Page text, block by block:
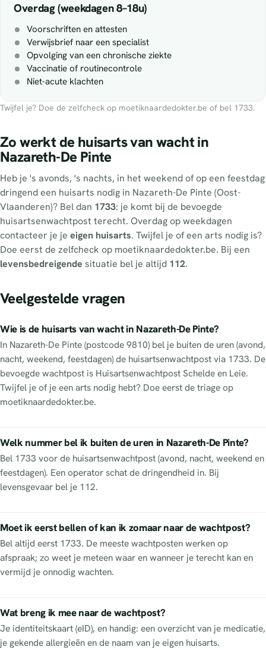
Overdag (weekdagen 8–18u)
Voorschriften en attesten
Verwijsbrief naar een specialist
Opvolging van een chronische ziekte
Vaccinatie of routinecontrole
Niet-acute klachten
Twijfel je? Doe de zelfcheck op moetiknaardedokter.be of bel 1733.
Zo werkt de huisarts van wacht in
Nazareth-De Pinte
Heb je 's avonds, 's nachts, in het weekend of op een feestdag
dringend een huisarts nodig in Nazareth-De Pinte (Oost-
Vlaanderen)? Bel dan 1733: je komt bij de bevoegde
huisartsenwachtpost terecht. Overdag op weekdagen
contacteer je je eigen huisarts. Twijfel je of een arts nodig is?
Doe eerst de zelfcheck op moetiknaardedokter.be. Bij een
levensbedreigende situatie bel je altijd 112.
Veelgestelde vragen
Wie is de huisarts van wacht in Nazareth-De Pinte?
In Nazareth-De Pinte (postcode 9810) bel je buiten de uren (avond,
nacht, weekend, feestdagen) de huisartsenwachtpost via 1733. De
bevoegde wachtpost is Huisartsenwachtpost Schelde en Leie.
Twijfel je of je een arts nodig hebt? Doe eerst de triage op
moetiknaardedokter.be.
Welk nummer bel ik buiten de uren in Nazareth-De Pinte?
Bel 1733 voor de huisartsenwachtpost (avond, nacht, weekend en
feestdagen). Een operator schat de dringendheid in. Bij
levensgevaar bel je 112.
Moet ik eerst bellen of kan ik zomaar naar de wachtpost?
Bel altijd eerst 1733. De meeste wachtposten werken op
afspraak; zo weet je meteen waar en wanneer je terecht kan en
vermijd je onnodig wachten.
Wat breng ik mee naar de wachtpost?
Je identiteitskaart (eID), en handig: een overzicht van je medicatie,
je gekende allergieën en de naam van je eigen huisarts.